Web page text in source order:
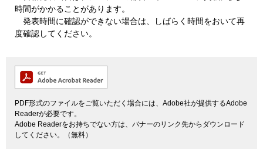
時間がかかることがあります。
発表時間に確認ができない場合は、しばらく時間をおいて再
度確認してください。
PDF形式のファイルをご覧いただく場合には、Adobe社が提供するAdobe
Readerが必要です。
Adobe Readerをお持ちでない方は、バナーのリンク先からダウンロード
してください。（無料）